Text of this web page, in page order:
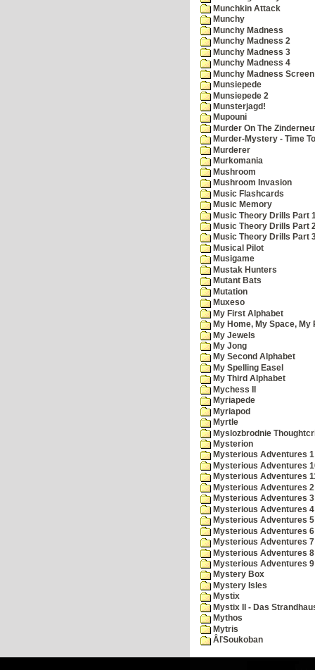
Munchkin Attack
Munchy
Munchy Madness
Munchy Madness 2
Munchy Madness 3
Munchy Madness 4
Munchy Madness
Munsiepede
Munsiepede 2
Munsterjagd!
Mupouni
Murder On The
Murder-Mystery - Time
Murderer
Murkomania
Mushroom
Mushroom Invasion
Music Flashcards
Music Memory
Music Theory Drills Part
Music Theory Drills Part
Music Theory Drills Part
Musical Pilot
Musigame
Mustak Hunters
Mutant Bats
Mutation
Muxeso
My First Alphabet
My Home, My Space, My
My Jewels
My Jong
My Second Alphabet
My Spelling Easel
My Third Alphabet
Mychess II
Myriapede
Myriapod
Myrtle
Myslozbrodnie
Mysterion
Mysterious Adventures
Mysterious Adventures
Mysterious Adventures
Mysterious Adventures
Mysterious Adventures
Mysterious Adventures
Mysterious Adventures
Mysterious Adventures
Mysterious Adventures
Mysterious Adventures
Mysterious Adventures
Mystery Box
Mystery Isles
Mystix
Mystix II - Das
Mythos
Mytris
ÂľSoukoban